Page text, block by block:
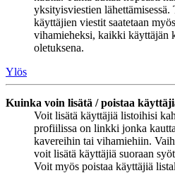
yksityisviestien lähettämisessä.
käyttäjien viestit saatetaan
vihamieheksi, kaikki käyttäjän
oletuksena.
Ylös
Kuinka voin lisätä / poistaa
Voit lisätä käyttäjiä listoihisi
profiilissa on linkki jonka
kavereihin tai vihamiehiin.
voit lisätä käyttäjiä suoraan
Voit myös poistaa käyttäjiä